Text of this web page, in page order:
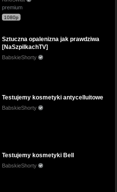
premium
1080p
Sztuczna opalenizna jak prawdziwa
[NaSzpilkachTV]
BabskieShorty
Testujemy kosmetyki antycelluitowe
BabskieShorty
Testujemy kosmetyki Bell
BabskieShorty